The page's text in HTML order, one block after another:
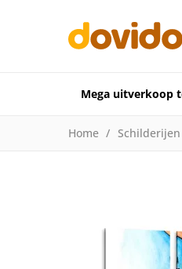
Mega uitverkoop
Home Schilderijen